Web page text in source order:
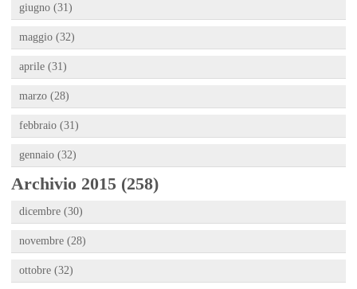
giugno (31)
maggio (32)
aprile (31)
marzo (28)
febbraio (31)
gennaio (32)
Archivio 2015 (258)
dicembre (30)
novembre (28)
ottobre (32)